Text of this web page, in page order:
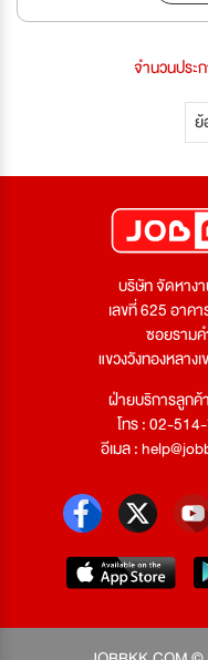
จำนวนประ
ย้
บริษัท จัดหาง
เลขที่ 625 อาค
ซอยราม
แขวงวังทองหลาง
ฝ่ายบริการลูกค้
โทร : 02-
อีเมล :